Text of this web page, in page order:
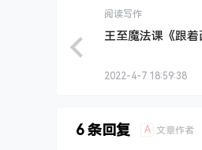
阅读写作
王至魔法课《跟
2022-4-7 18:59:38
6 条回复 A 文章作者